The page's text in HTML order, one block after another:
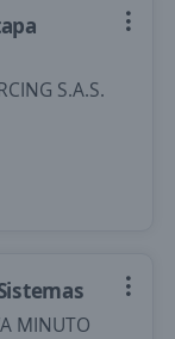
S.A.S.
MINUTO